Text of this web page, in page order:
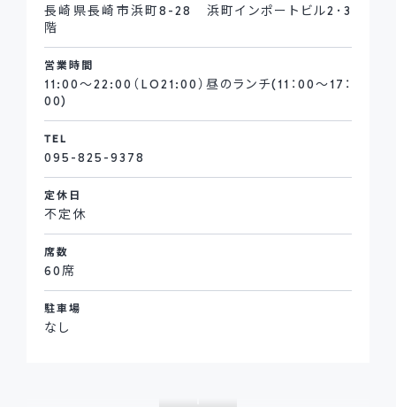
長崎県長崎市浜町8-28 浜町インポートビル2･3
階
営業時間
11:00～22:00（LO21:00）昼のランチ(11：00～17：
00)
TEL
095-825-9378
定休日
不定休
席数
60席
駐車場
なし